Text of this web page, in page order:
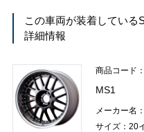
この車両が装着している
詳細情報
商品コード
MS1
メーカー名
サイズ：20